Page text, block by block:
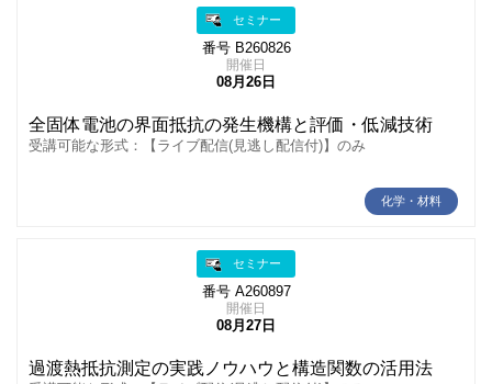
セミナー
番号 B260826
開催日
08月26日
全固体電池の界面抵抗の発生機構と評価・低減技術
受講可能な形式：【ライブ配信(見逃し配信付)】のみ
化学・材料
セミナー
番号 A260897
開催日
08月27日
過渡熱抵抗測定の実践ノウハウと構造関数の活用法